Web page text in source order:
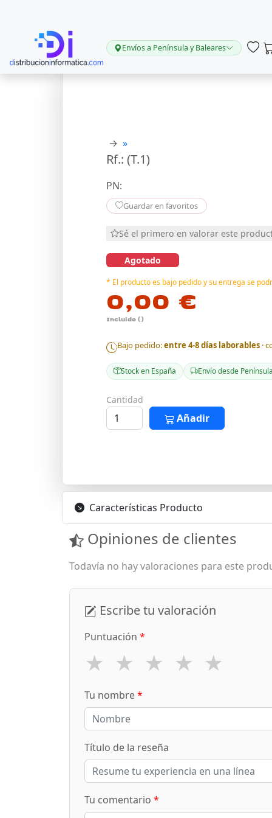
Envíos a Península y Baleares
→ »
Rf.: (T.1)
PN:
Guardar en favoritos
Sé el primero en valorar este
Agotado
* El producto es bajo pedido y su entrega se
0,00 €
Incluido ()
Bajo pedido:entre 4-8 días laborables ·
Stock en España Envío desde Península
Cantidad
Añadir
Características Producto
Opiniones de clientes
Todavía no hay valoraciones para este
Escribe tu valoración
Puntuación *
★ ★ ★ ★ ★
Tu nombre*
Título de la reseña
Tu comentario *